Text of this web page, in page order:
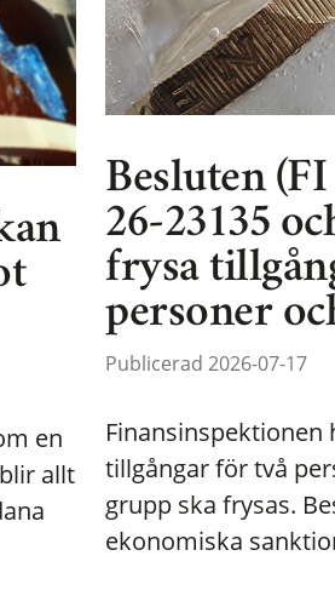
en
allt
Besluten
26-23135
frysa
personer
Publicerad 2026-07-17
tillgångar för två
grupp ska frysas.
ekonomiska